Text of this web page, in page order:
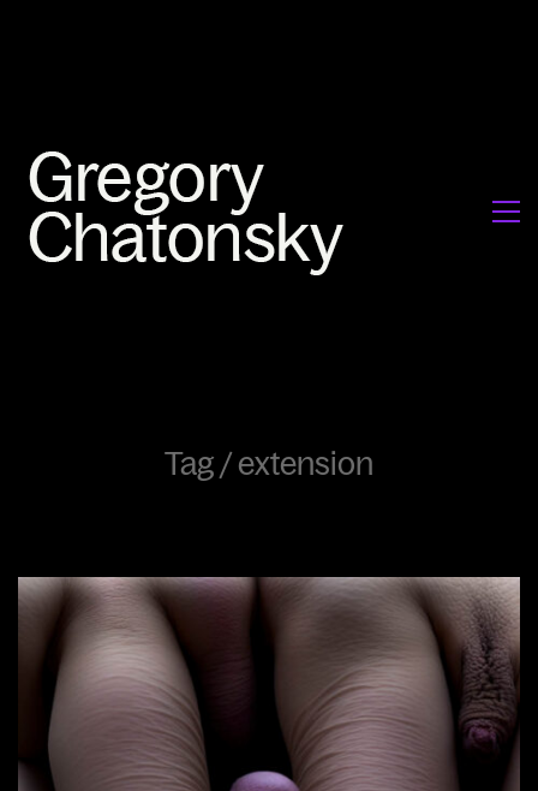
Tag /extension